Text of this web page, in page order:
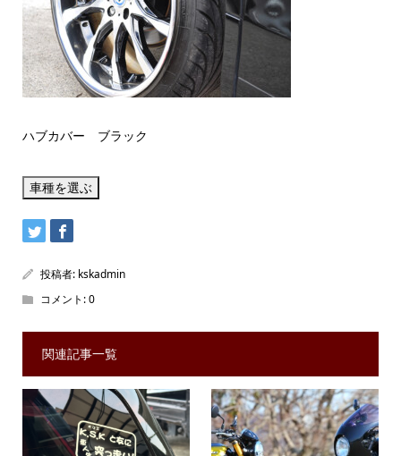
ハブカバー ブラック
投稿者: kskadmin
コメント:0
関連記事一覧